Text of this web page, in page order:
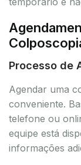
Processo de
Agendar uma
conveniente.
telefone ou
equipe está
informações